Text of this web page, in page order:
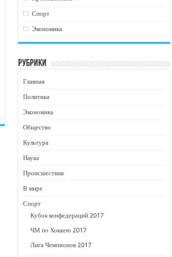
Спорт
Экономика
Рубрики
Главная
Политика
Экономика
Общество
Культура
Наука
Происшествия
В мире
Спорт
Кубок конфедераций 2017
ЧМ по Хоккею 2017
Лига Чемпионов 2017